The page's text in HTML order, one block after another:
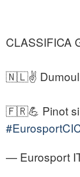
CLASSIFICA
🇳🇱✌️
🇫🇷💪 Pinot si
— Eurosport